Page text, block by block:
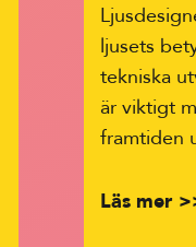
ljusets
tekniska
är viktigt
framtiden
Läs mer